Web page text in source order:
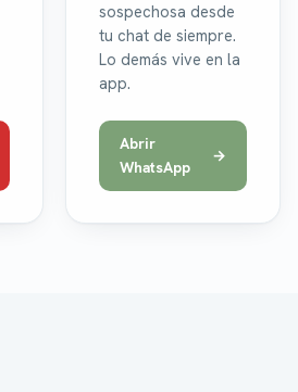
sospechosa desde
tu chat de siempre.
Lo demás vive en la
app.
Abrir
WhatsApp